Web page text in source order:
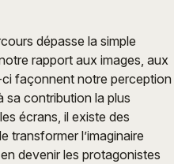
dépasse la simple
rapport aux images, aux
façonnent notre perception
sa contribution la plus
écrans, il existe des
transformer l’imaginaire
devenir les protagonistes